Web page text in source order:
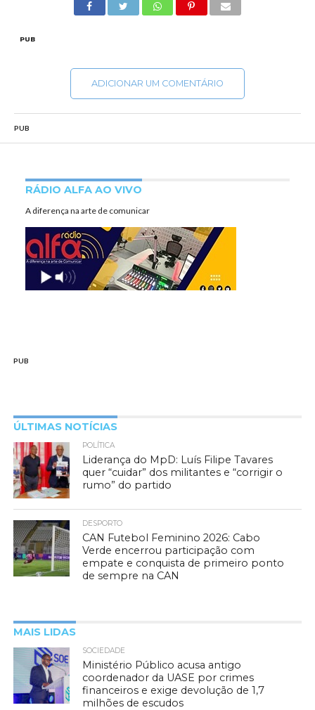
PUB
ADICIONAR UM COMENTÁRIO
PUB
RÁDIO ALFA AO VIVO
A diferença na arte de comunicar
PUB
ÚLTIMAS NOTÍCIAS
POLÍTICA
Liderança do MpD: Luís Filipe Tavares
quer “cuidar” dos militantes e “corrigir o
rumo” do partido
DESPORTO
CAN Futebol Feminino 2026: Cabo
Verde encerrou participação com
empate e conquista de primeiro ponto
de sempre na CAN
MAIS LIDAS
SOCIEDADE
Ministério Público acusa antigo
coordenador da UASE por crimes
financeiros e exige devolução de 1,7
milhões de escudos